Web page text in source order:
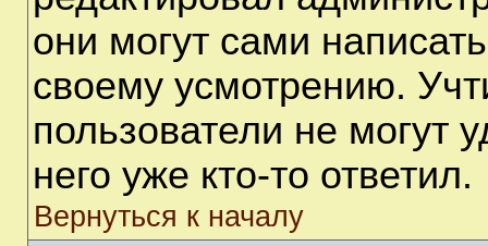
они могут сами
своему усмотрению.
пользователи не могут
него уже кто-то ответил.
Вернуться к началу